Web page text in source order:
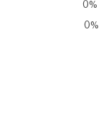
0%
0%